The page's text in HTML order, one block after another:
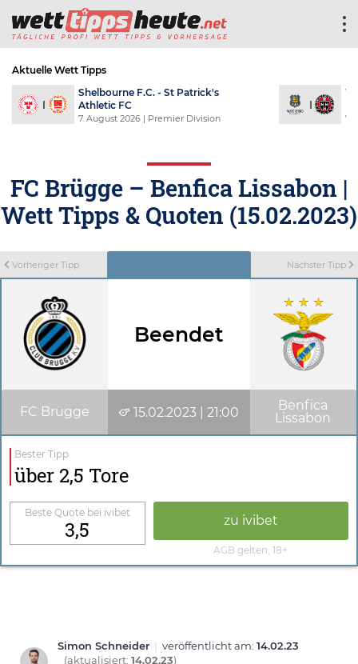
Aktuelle Wett Tipps
Shelbourne F.C. - St Patrick's
Athletic FC
7. August 2026 | Premier Division 7.
FC Brügge – Benfica Lissabon |
Wett Tipps & Quoten (15.02.2023)
Vorheriger Tipp Nächster Tipp
Beendet
FC Brügge 15.02.2023 | 21:00
Benfica
Lissabon
Bester Tipp
über 2,5 Tore
Beste Quote bei ivibet
3,5 zu ivibet
AGB gelten, 18+
Simon Schneider | veröffentlicht am: 14.02.23
(aktualisiert: 14.02.23)